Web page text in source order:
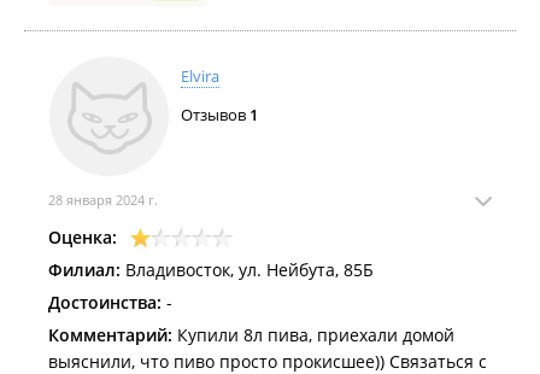
Elvira
Отзывов 1
28 января 2024 г.
Оценка:
Филиал: Владивосток, ул. Нейбута, 85Б
Достоинства: -
Комментарий: Купили 8л пива, приехали домой
выяснили, что пиво просто прокисшее)) Связаться с